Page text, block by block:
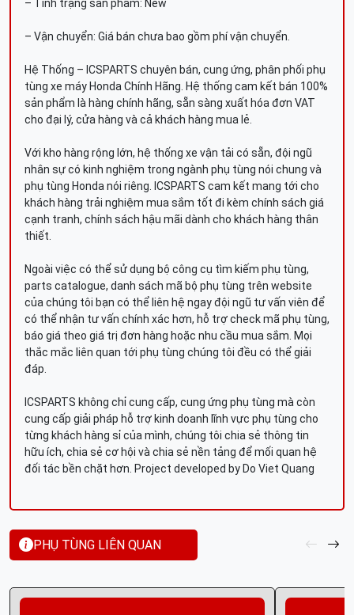
– Tình trạng sản phẩm: New
– Vận chuyển: Giá bán chưa bao gồm phí vận chuyển.
Hệ Thống – ICSPARTS chuyên bán, cung ứng, phân phối phụ
tùng xe máy Honda Chính Hãng. Hệ thống cam kết bán 100%
sản phẩm là hàng chính hãng, sẵn sàng xuất hóa đơn VAT
cho đại lý, cửa hàng và cả khách hàng mua lẻ.
Với kho hàng rộng lớn, hệ thống xe vận tải có sẵn, đội ngũ
nhân sự có kinh nghiệm trong ngành phụ tùng nói chung và
phụ tùng Honda nói riêng. ICSPARTS cam kết mang tới cho
khách hàng trải nghiệm mua sắm tốt đi kèm chính sách giá
cạnh tranh, chính sách hậu mãi dành cho khách hàng thân
thiết.
Ngoài việc có thể sử dụng bộ công cụ tìm kiếm phụ tùng,
parts catalogue, danh sách mã bộ phụ tùng trên website
của chúng tôi bạn có thể liên hệ ngay đội ngũ tư vấn viên để
có thể nhận tư vấn chính xác hơn, hỗ trợ check mã phụ tùng,
báo giá theo giá trị đơn hàng hoặc nhu cầu mua sắm. Mọi
thắc mắc liên quan tới phụ tùng chúng tôi đều có thể giải
đáp.
ICSPARTS không chỉ cung cấp, cung ứng phụ tùng mà còn
cung cấp giải pháp hỗ trợ kinh doanh lĩnh vực phụ tùng cho
từng khách hàng sỉ của mình, chúng tôi chia sẻ thông tin
hữu ích, chia sẻ cơ hội và chia sẻ nền tảng để mối quan hệ
đối tác bền chặt hơn. Project developed by Do Viet Quang
PHỤ TÙNG LIÊN QUAN